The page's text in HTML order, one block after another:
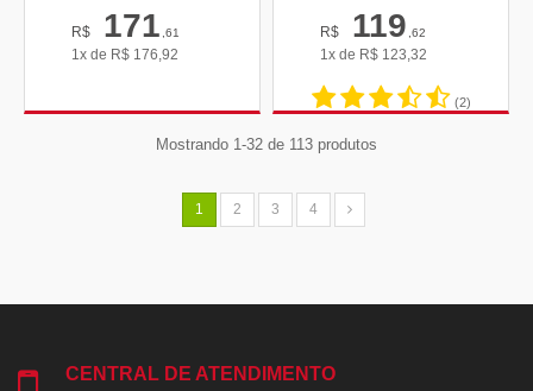
R$ 171,61
1x de R$ 176,92
R$ 119,62
1x de R$ 123,32
(2)
Mostrando 1-32 de 113 produtos
1 2 3 4
CENTRAL DE ATENDIMENTO